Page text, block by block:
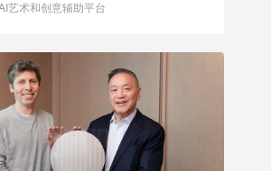
艺术和创意辅助平台